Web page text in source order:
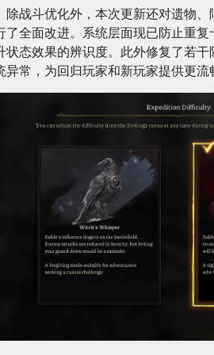
除战斗优化外，本次更新还对遗物
了全面改进。系统层面现已防止重
状态效果的辨识度。此外修复了若
异常，为回归玩家和新玩家提供更流